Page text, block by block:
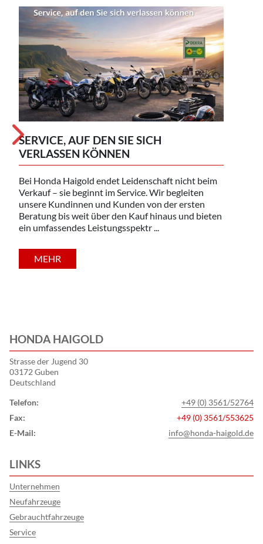
SERVICE, AUF DEN SIE SICH
VERLASSEN KÖNNEN
Bei Honda Haigold endet Leidenschaft nicht beim
Verkauf – sie beginnt im Service. Wir begleiten
unsere Kundinnen und Kunden von der ersten
Beratung bis weit über den Kauf hinaus und bieten
ein umfassendes Leistungsspektr ...
MEHR
HONDA HAIGOLD
Strasse der Jugend 30
03172 Guben
Deutschland
Telefon:
+49 (0) 3561/52764
Fax:
+49 (0) 3561/553625
E-Mail:
info@honda-haigold.de
LINKS
Unternehmen
Neufahrzeuge
Gebrauchtfahrzeuge
Service